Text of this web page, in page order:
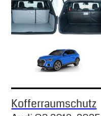
Kofferraumschutz